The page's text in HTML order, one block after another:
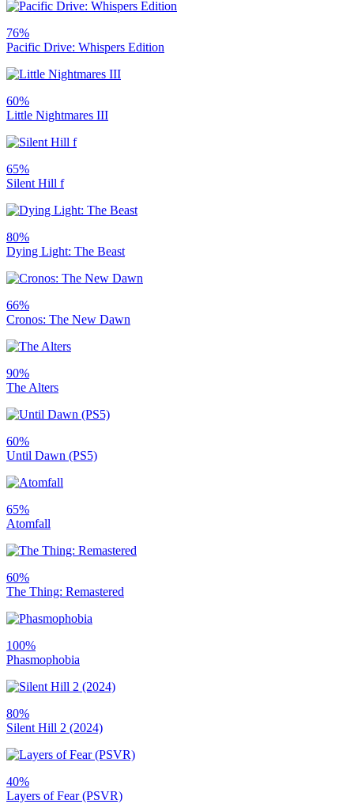
76%
Pacific Drive: Whispers Edition
60%
Little Nightmares III
65%
Silent Hill f
80%
Dying Light: The Beast
66%
Cronos: The New Dawn
90%
The Alters
60%
Until Dawn (PS5)
65%
Atomfall
60%
The Thing: Remastered
100%
Phasmophobia
80%
Silent Hill 2 (2024)
40%
Layers of Fear (PSVR)